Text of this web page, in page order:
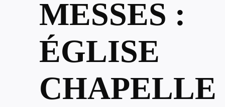
MESSES :
ÉGLISE
CHAPELLE